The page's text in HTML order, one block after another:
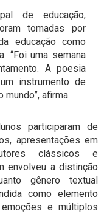
de educação,
tomadas por
educação como
“Foi uma semana
A poesia
instrumento de
afirma.
participaram de
apresentações em
clássicos e
envolveu a distinção
gênero textual
como elemento
e múltiplos